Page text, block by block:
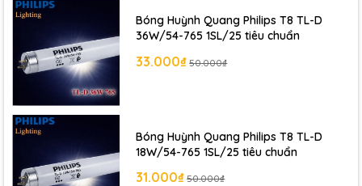
Bóng Huỳnh Quang Philips T8 TL-D
36W/54-765 1SL/25 tiêu chuẩn
33.000₫ 50.000₫
Bóng Huỳnh Quang Philips T8 TL-D
18W/54-765 1SL/25 tiêu chuẩn
31.000₫ 50.000₫